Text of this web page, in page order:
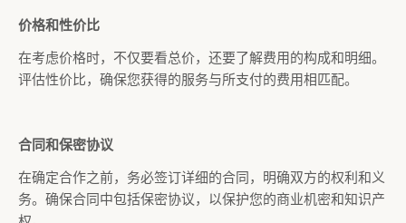
价格和性价比
在考虑价格时，不仅要看总价，还要了解费用的构成和明细。
评估性价比，确保您获得的服务与所支付的费用相匹配。
合同和保密协议
在确定合作之前，务必签订详细的合同，明确双方的权利和义
务。确保合同中包括保密协议，以保护您的商业机密和知识产